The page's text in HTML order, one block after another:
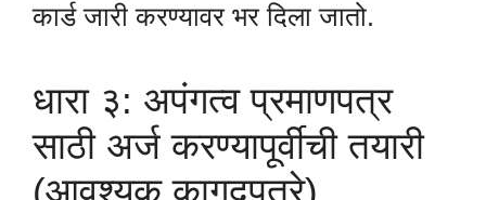
कार्ड जारी करण्यावर भर दिला जातो.
धारा ३: अपंगत्व प्रमाणपत्र
साठी अर्ज करण्यापूर्वीची तयारी
(आवश्यक कागदपत्रे)